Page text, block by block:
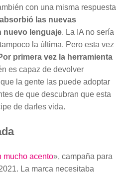
con una misma respuesta
las nuevas
nuevo lenguaje. La IA no sería
la última. Pero esta vez
primera vez la herramienta
es capaz de devolver
la gente las puede adoptar
de que descubran que esta
de darles vida.
mucho acento», campaña para
La marca necesitaba